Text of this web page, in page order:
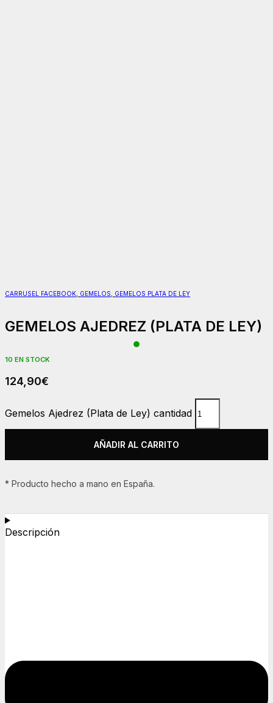
CARRUSEL FACEBOOK GEMELOS GEMELOS PLATA DE LEY
GEMELOS AJEDREZ (PLATA DE LEY)
10 EN STOCK
124,90€
Gemelos Ajedrez (Plata de Ley) cantidad
AÑADIR AL CARRITO
* Producto hecho a mano en España.
Descripción